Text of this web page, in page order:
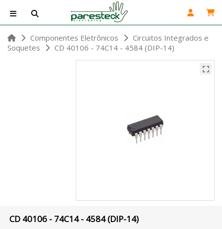
Componentes Eletrônicos
Circuitos Integrados e
Soquetes
CD 40106 - 74C14 - 4584 (DIP-14)
CD 40106 - 74C14 - 4584 (DIP-14)